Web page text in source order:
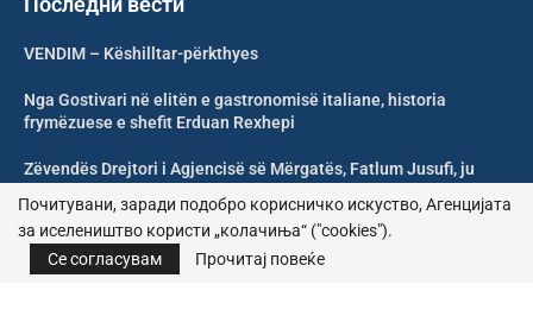
VENDIM – Këshilltar-përkthyes
Nga Gostivari në elitën e gastronomisë italiane, historia
frymëzuese e shefit Erduan Rexhepi
Zëvendës Drejtori i Agjencisë së Mërgatës, Fatlum Jusufi, ju
Shoqata Humanitare Tuhini Feston 10 Vjetorin e Themelimit
Почитувани, заради подобро корисничко искуство, Агенцијата
за иселеништво користи „колачиња“ ("cookies").
Се согласувам
Прочитај повеќе